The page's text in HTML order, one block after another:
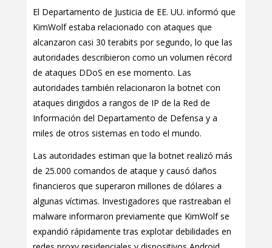
El Departamento de Justicia de EE. UU. informó que
KimWolf estaba relacionado con ataques que
alcanzaron casi 30 terabits por segundo, lo que las
autoridades describieron como un volumen récord
de ataques DDoS en ese momento. Las
autoridades también relacionaron la botnet con
ataques dirigidos a rangos de IP de la Red de
Información del Departamento de Defensa y a
miles de otros sistemas en todo el mundo.
Las autoridades estiman que la botnet realizó más
de 25.000 comandos de ataque y causó daños
financieros que superaron millones de dólares a
algunas víctimas. Investigadores que rastreaban el
malware informaron previamente que KimWolf se
expandió rápidamente tras explotar debilidades en